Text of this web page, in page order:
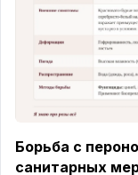
Борьба с
санитарных